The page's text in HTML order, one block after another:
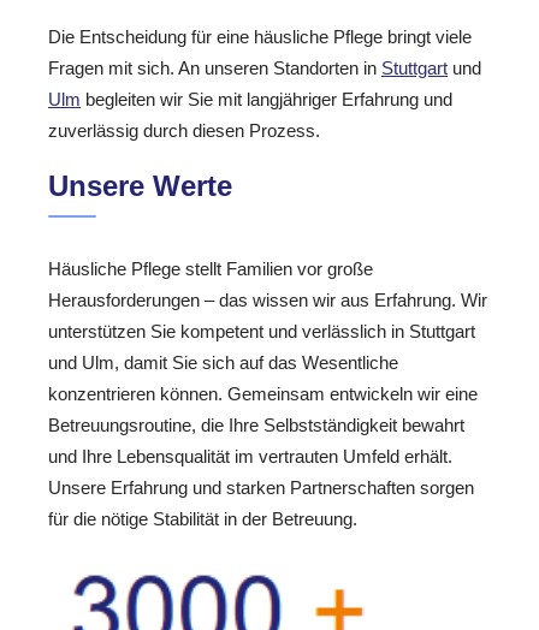
Die Entscheidung für eine häusliche Pflege bringt viele
Fragen mit sich. An unseren Standorten in Stuttgart und
Ulm begleiten wir Sie mit langjähriger Erfahrung und
zuverlässig durch diesen Prozess.
Unsere Werte
Häusliche Pflege stellt Familien vor große
Herausforderungen – das wissen wir aus Erfahrung. Wir
unterstützen Sie kompetent und verlässlich in Stuttgart
und Ulm, damit Sie sich auf das Wesentliche
konzentrieren können. Gemeinsam entwickeln wir eine
Betreuungsroutine, die Ihre Selbstständigkeit bewahrt
und Ihre Lebensqualität im vertrauten Umfeld erhält.
Unsere Erfahrung und starken Partnerschaften sorgen
für die nötige Stabilität in der Betreuung.